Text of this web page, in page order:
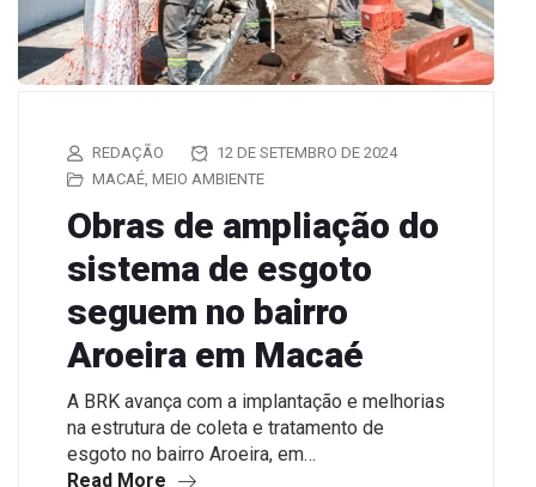
REDAÇÃO
12 DE SETEMBRO DE 2024
MACAÉ MEIO AMBIENTE
Obras de ampliação do
sistema de esgoto
seguem no bairro
Aroeira em Macaé
A BRK avança com a implantação e melhorias
na estrutura de coleta e tratamento de
esgoto no bairro Aroeira, em…
Read More